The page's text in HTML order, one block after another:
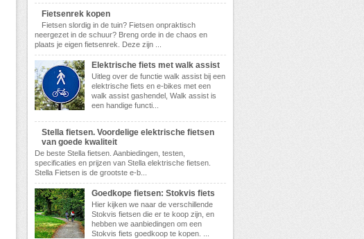
Fietsenrek kopen
Fietsen slordig in de tuin? Fietsen onpraktisch
neergezet in de schuur? Breng orde in de chaos en
plaats je eigen fietsenrek. Deze zijn ...
Elektrische fiets met walk assist
Uitleg over de functie walk assist bij een
elektrische fiets en e-bikes met een
walk assist gashendel, Walk assist is
een handige functi...
Stella fietsen. Voordelige elektrische fietsen
van goede kwaliteit
De beste Stella fietsen. Aanbiedingen, testen,
specificaties en prijzen van Stella elektrische fietsen.
Stella Fietsen is de grootste e-b...
Goedkope fietsen: Stokvis fiets
Hier kijken we naar de verschillende
Stokvis fietsen die er te koop zijn, en
hebben we aanbiedingen om een
Stokvis fiets goedkoop te kopen. ...